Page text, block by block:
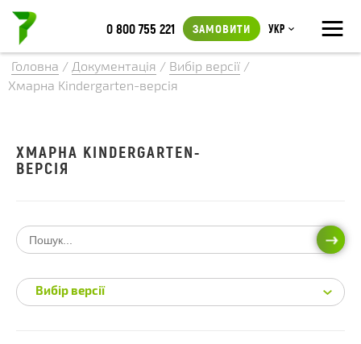
≡
0 800 755 221 ЗАМОВИТИ Укр
Головна / Документація / Вибір версії /
Хмарна Kindergarten-версія
ХМАРНА KINDERGARTEN-
ВЕРСІЯ
Вибір версії